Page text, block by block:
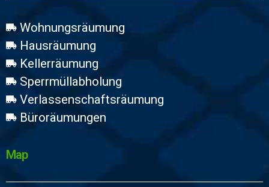
Wohnungsräumung
Hausräumung
Kellerräumung
Sperrmüllabholung
Verlassenschaftsräumung
Büroräumungen
Map